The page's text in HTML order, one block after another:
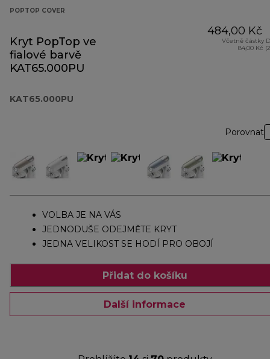
POPTOP COVER
Kryt PopTop ve
fialové barvě
KAT65.000PU
KAT65.000PU
484,00 Kč
Včetně částky
84,00 Kč
Porovnat
VOLBA JE NA VÁS
JEDNODUŠE ODEJMĚTE KRYT
JEDNA VELIKOST SE HODÍ PRO OBOJÍ
Přidat do košíku
Další informace